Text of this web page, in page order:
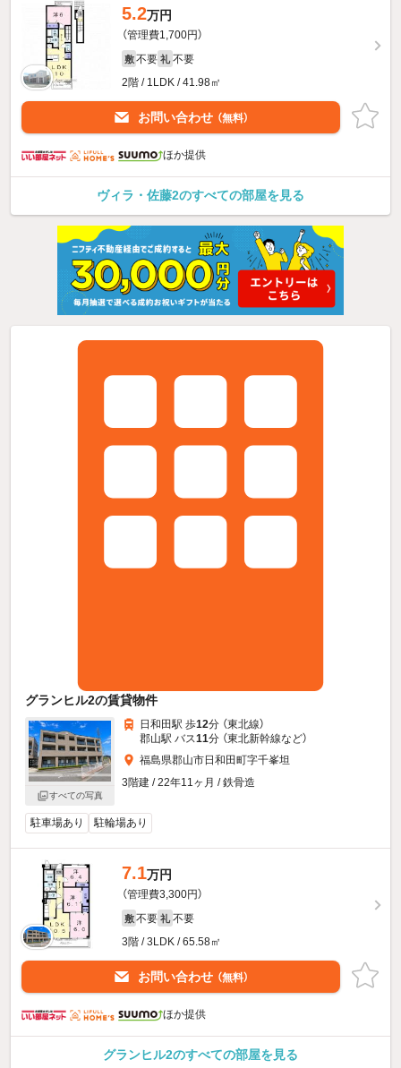
5.2万円
（管理費1,700円）
敷 不要 礼 不要
2階 / 1LDK / 41.98㎡
お問い合わせ （無料）
ほか提供
ヴィラ・佐藤2のすべての部屋を見る
グランヒル2の賃貸物件
すべての写真
日和田駅 歩12分 （東北線）
郡山駅 バス11分 （東北新幹線など）
福島県郡山市日和田町字千峯坦
3階建 / 22年11ヶ月 / 鉄骨造
駐車場あり 駐輪場あり
7.1万円
（管理費3,300円）
敷 不要 礼 不要
3階 / 3LDK / 65.58㎡
お問い合わせ （無料）
ほか提供
グランヒル2のすべての部屋を見る